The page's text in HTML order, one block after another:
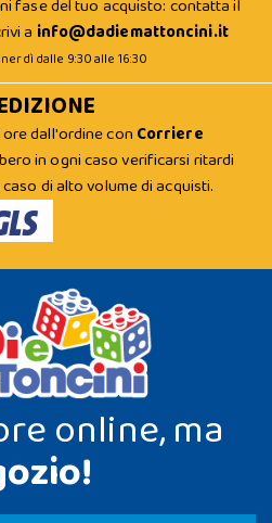
fase del tuo acquisto: contatta il
a info@dadiemattoncini.it
dalle 9:30 alle 16:30
dall'ordine con Corriere
in ogni caso verificarsi ritardi
di alto volume di acquisti.
online, ma